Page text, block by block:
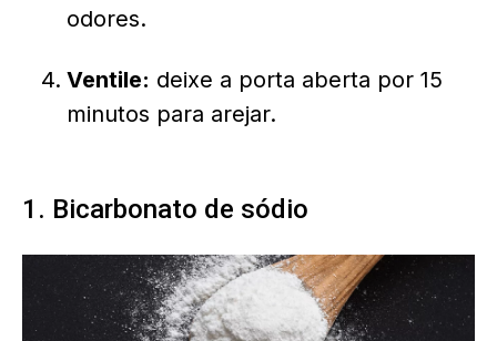
odores.
Ventile: deixe a porta aberta por 15
minutos para arejar.
1. Bicarbonato de sódio